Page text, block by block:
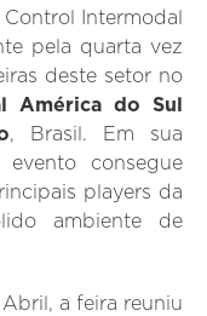
Intermodal
pela quarta vez
deste setor no
América do Sul
, Brasil. Em sua
consegue
players da
ambiente de
a feira reuniu